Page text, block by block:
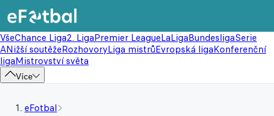
VšeChance Liga2. LigaPremier LeagueLaLigaBundesligaSerie
ANižší soutěžeRozhovoryLiga mistrůEvropská ligaKonferenční
ligaMistrovství světa
Více
eFotbal